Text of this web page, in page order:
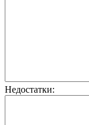
Недостатки: